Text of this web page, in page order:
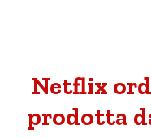
Netflix
prodotta